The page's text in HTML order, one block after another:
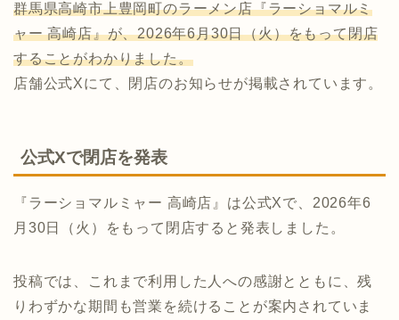
群馬県高崎市上豊岡町のラーメン店『ラーショマルミ
ャー 高崎店』が、2026年6月30日（火）をもって閉店
することがわかりました。
店舗公式Xにて、閉店のお知らせが掲載されています。
公式Xで閉店を発表
『ラーショマルミャー 高崎店』は公式Xで、2026年6
月30日（火）をもって閉店すると発表しました。
投稿では、これまで利用した人への感謝とともに、残
りわずかな期間も営業を続けることが案内されていま